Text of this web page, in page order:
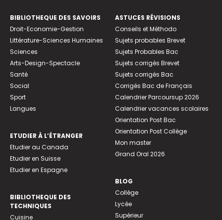
BIBLIOTHEQUE DES SAVOIRS
Droit-Economie-Gestion
Littérature-Sciences Humaines
Sciences
Arts-Design-Spectacle
Santé
Social
Sport
Langues
ETUDIER À L’ÉTRANGER
Etudier au Canada
Etudier en Suisse
Etudier en Espagne
BIBLIOTHEQUE DES
TECHNIQUES
Cuisine
ASTUCES RÉVISIONS
Conseils et Méthodo
Sujets probables Brevet
Sujets Probables Bac
Sujets corrigés Brevet
Sujets corrigés Bac
Corrigés Bac de Français
Calendrier Parcoursup 2026
Calendrier vacances scolaires
Orientation Post Bac
Orientation Post Collège
Mon master
Grand Oral 2026
BLOG
Collège
Lycée
Supérieur